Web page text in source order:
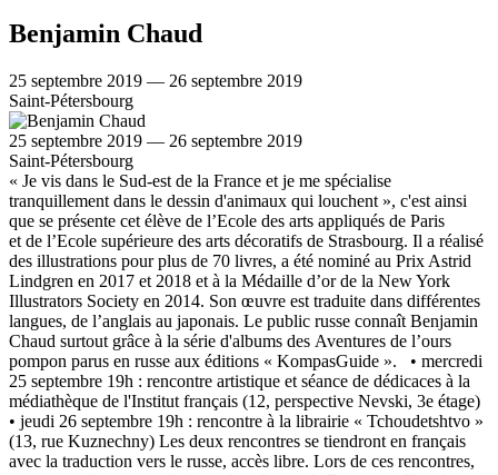
Benjamin Chaud
25 septembre 2019 — 26 septembre 2019
Saint-Pétersbourg
25 septembre 2019 — 26 septembre 2019
Saint-Pétersbourg
« Je vis dans le Sud-est de la France et je me spécialise
tranquillement dans le dessin d'animaux qui louchent », c'est ainsi
que se présente cet élève de l’Ecole des arts appliqués de Paris
et de l’Ecole supérieure des arts décoratifs de Strasbourg. Il a réalisé
des illustrations pour plus de 70 livres, a été nominé au Prix Astrid
Lindgren en 2017 et 2018 et à la Médaille d’or de la New York
Illustrators Society en 2014. Son œuvre est traduite dans différentes
langues, de l’anglais au japonais. Le public russe connaît Benjamin
Chaud surtout grâce à la série d'albums des Aventures de l’ours
pompon parus en russe aux éditions « KompasGuide ». • mercredi
25 septembre 19h : rencontre artistique et séance de dédicaces à la
médiathèque de l'Institut français (12, perspective Nevski, 3e étage)
• jeudi 26 septembre 19h : rencontre à la librairie « Tchoudetshtvo »
(13, rue Kuznechny) Les deux rencontres se tiendront en français
avec la traduction vers le russe, accès libre. Lors de ces rencontres,